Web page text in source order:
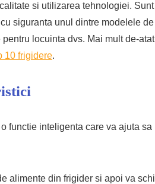
si utilizarea tehnologiei.
siguranta unul dintre modelele
locuinta dvs. Mai mult de-
10 frigidere.
functie inteligenta care va ajuta sa
alimente din frigider si apoi va